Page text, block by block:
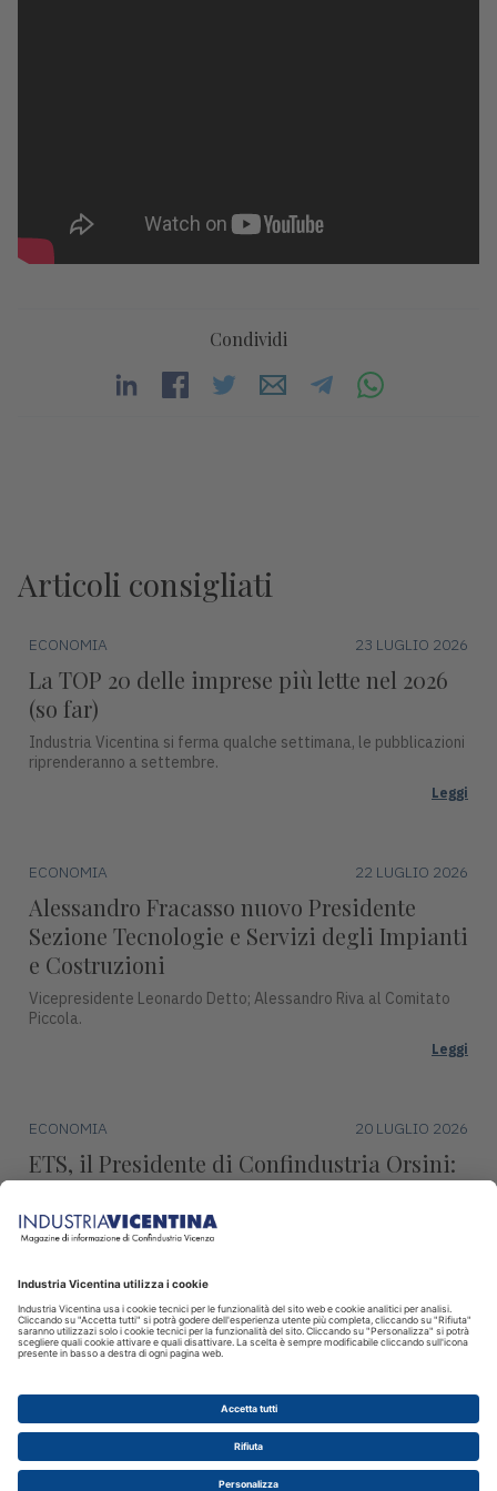
Condividi
Articoli consigliati
ECONOMIA 23 LUGLIO 2026
La TOP 20 delle imprese più lette nel 2026
(so far)
Industria Vicentina si ferma qualche settimana, le pubblicazioni
riprenderanno a settembre.
Leggi
ECONOMIA 22 LUGLIO 2026
Alessandro Fracasso nuovo Presidente
Sezione Tecnologie e Servizi degli Impianti
e Costruzioni
Vicepresidente Leonardo Detto; Alessandro Riva al Comitato
Piccola.
Leggi
ECONOMIA 20 LUGLIO 2026
ETS, il Presidente di Confindustria Orsini:
europea"
l’occupazione e la sovranità europea.
Leggi
© 2026 INDUSTRIA VICENTINA - Editore I.P.I srl, Piazza Castello 3
Vicenza - CF e P.IVA 00341780245 - Reg. Trib. Vicenza 431 del
12.2.1982 - Dir. resp. Simone Sinico